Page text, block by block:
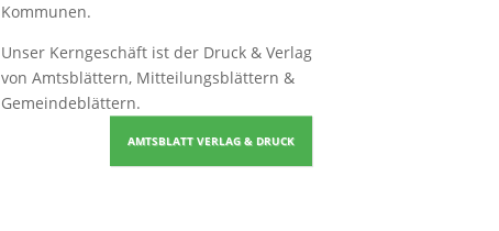
Kommunen.
Unser Kerngeschäft ist der Druck & Verlag
von Amtsblättern, Mitteilungsblättern &
Gemeindeblättern.
AMTSBLATT VERLAG & DRUCK